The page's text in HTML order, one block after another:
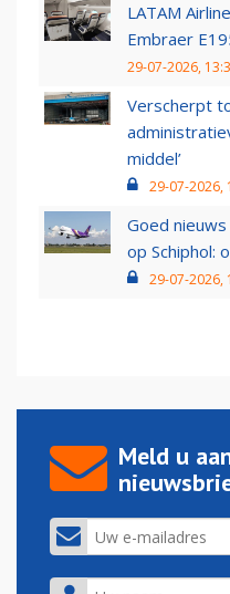
LATAM
Embraer
29-07-2026,
Verscherpt
middel’
29-07-2026,
Goed
op Schiphol:
29-07-2026,
Meld u